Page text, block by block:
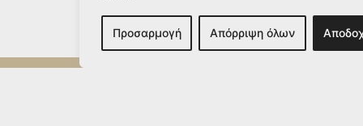
Προσαρμογή Απόρριψη όλων